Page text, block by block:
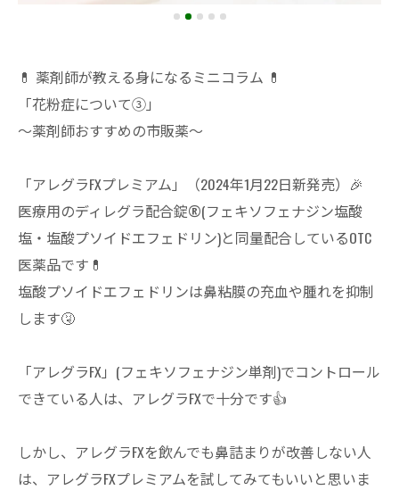
💊 薬剤師が教える身になるミニコラム 💊
「花粉症について③」
～薬剤師おすすめの市販薬～
「アレグラFXプレミアム」（2024年1月22日新発売）🎉
医療用のディレグラ配合錠®(フェキソフェナジン塩酸
塩・塩酸プソイドエフェドリン)と同量配合しているOTC
医薬品です💊
塩酸プソイドエフェドリンは鼻粘膜の充血や腫れを抑制
します🤧
「アレグラFX」(フェキソフェナジン単剤)でコントロール
できている人は、アレグラFXで十分です👍
しかし、アレグラFXを飲んでも鼻詰まりが改善しない人
は、アレグラFXプレミアムを試してみてもいいと思いま